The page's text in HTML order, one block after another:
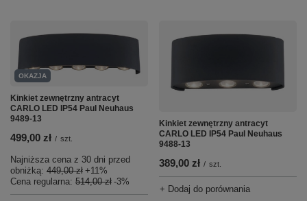
OKAZJA
Kinkiet zewnętrzny antracyt
CARLO LED IP54 Paul Neuhaus
9489-13
499,00 zł / szt.
Najniższa cena z 30 dni przed
obniżką: 449,00 zł +11%
Cena regularna: 514,00 zł -3%
Kinkiet zewnętrzny antracyt
CARLO LED IP54 Paul Neuhaus
9488-13
389,00 zł / szt.
+ Dodaj do porównania